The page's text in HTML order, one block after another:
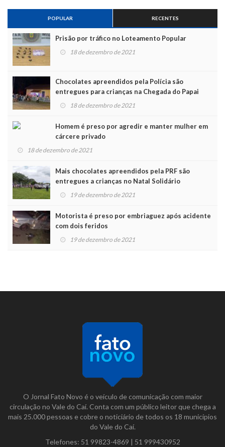
POPULAR RECENTES
Prisão por tráfico no Loteamento Popular
18 de dezembro de 2021
Chocolates apreendidos pela Polícia são
entregues para crianças na Chegada do Papai
Noel 18 de dezembro de 2021
Homem é preso por agredir e manter mulher em
cárcere privado
18 de dezembro de 2021
Mais chocolates apreendidos pela PRF são
entregues a crianças no Natal Solidário
19 de dezembro de 2021
Motorista é preso por embriaguez após acidente
com dois feridos
19 de dezembro de 2021
O Jornal Fato Novo é o veículo de comunicação com maior
circulação no Vale do Caí. Conta com um público leitor que chega a
mais 25.000 pessoas e cobre o noticiário de todos os 18 municípios
do Vale do Caí.
Telefones: 51 99823-4869 | 51 999430952